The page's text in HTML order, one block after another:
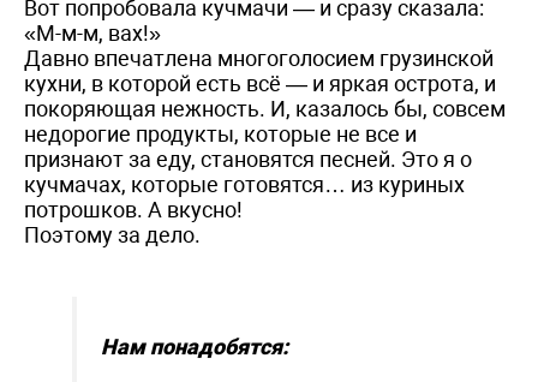
Вот попробовала кучмачи — и сразу сказала:
«М-м-м, вах!»
Давно впечатлена многоголосием грузинской
кухни, в которой есть всё — и яркая острота, и
покоряющая нежность. И, казалось бы, совсем
недорогие продукты, которые не все и
признают за еду, становятся песней. Это я о
кучмачах, которые готовятся… из куриных
потрошков. А вкусно!
Поэтому за дело.
Нам понадобятся: